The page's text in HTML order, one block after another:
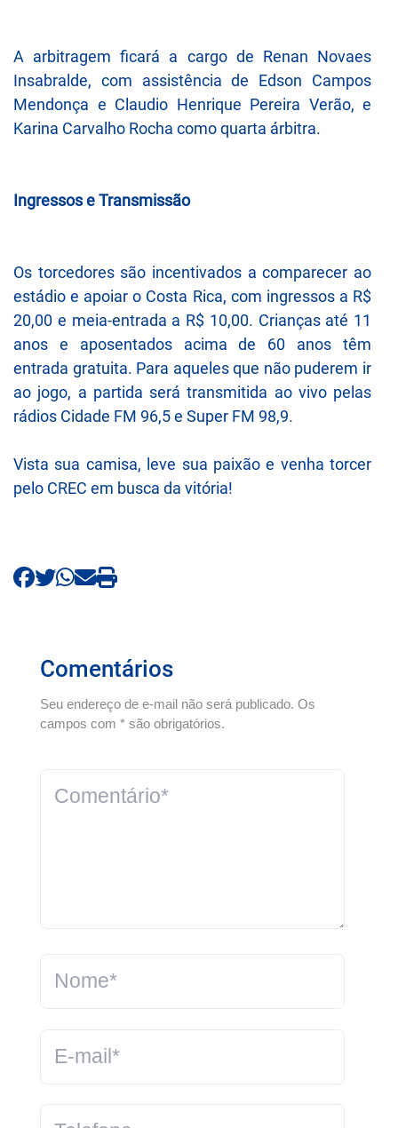
A arbitragem ficará a cargo de Renan Novaes
Insabralde, com assistência de Edson Campos
Mendonça e Claudio Henrique Pereira Verão, e
Karina Carvalho Rocha como quarta árbitra.
Ingressos e Transmissão
Os torcedores são incentivados a comparecer ao
estádio e apoiar o Costa Rica, com ingressos a R$
20,00 e meia-entrada a R$ 10,00. Crianças até 11
anos e aposentados acima de 60 anos têm
entrada gratuita. Para aqueles que não puderem ir
ao jogo, a partida será transmitida ao vivo pelas
rádios Cidade FM 96,5e Super FM 98,9.
Vista sua camisa, leve sua paixão e venha torcer
pelo CREC em busca da vitória!
Comentários
Seu endereço de e-mail não será publicado. Os
campos com * são obrigatórios.